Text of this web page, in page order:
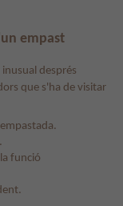
empast
després
que s'ha de visitar
funció